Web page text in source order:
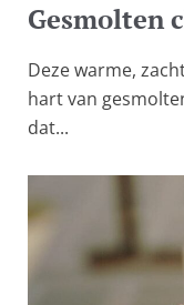
Gesmolten
Deze warme,
hart van
dat...